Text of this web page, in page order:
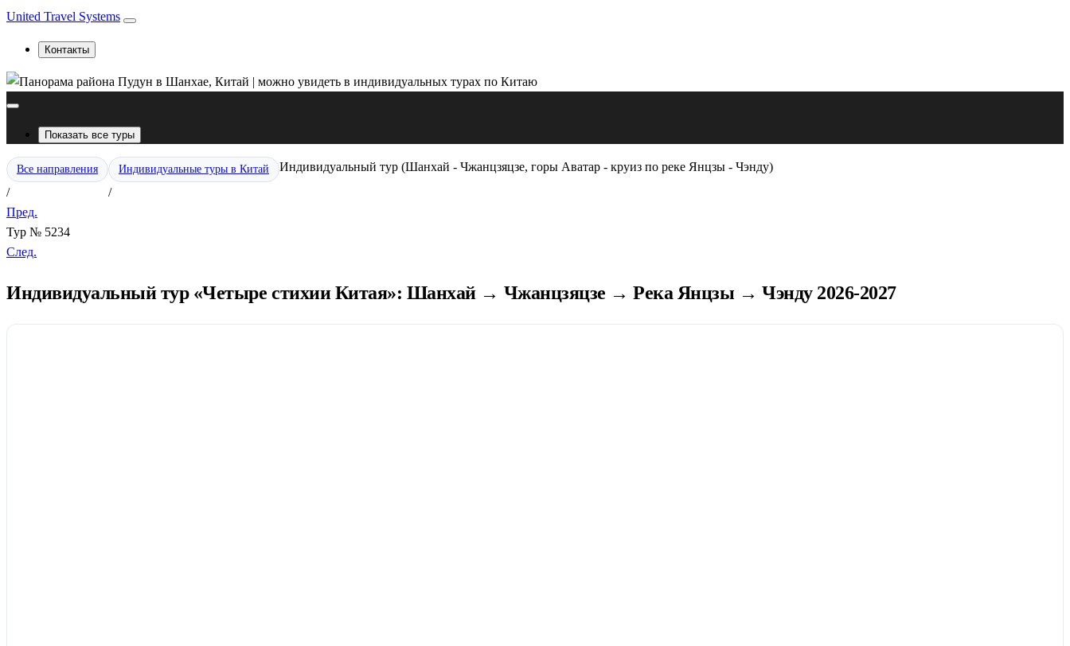
United Travel Systems
Контакты
Показать все туры
Все направления
/
Индивидуальные туры в Китай
/
Индивидуальный тур (Шанхай - Чжанцзяцзе, горы Аватар - круиз по реке Янцзы - Чэнду)
Пред.
Тур № 5234
След.
Индивидуальный тур «Четыре стихии Китая»: Шанхай → Чжанцзяцзе → Река Янцзы → Чэнду 2026-2027